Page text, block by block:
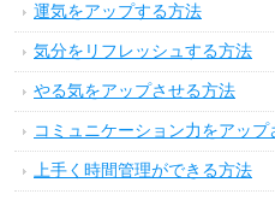
運気をアップする方法
気分をリフレッシュする方法
やる気をアップさせる方法
コミュニケーション力をアップ
上手く時間管理ができる方法